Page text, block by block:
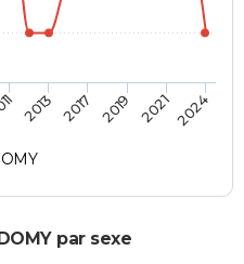
2013 2017 2019 20212024
par sexe